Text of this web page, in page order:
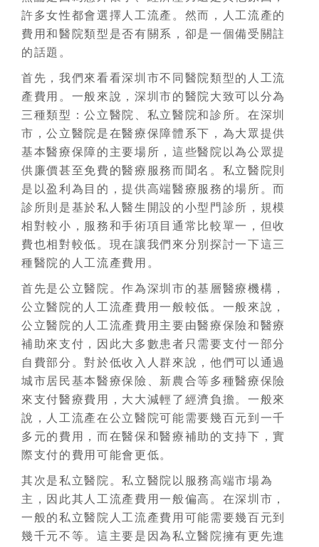
許多女性都會選擇人工流產。然而，人工流產的
費用和醫院類型是否有關系，卻是一個備受關註
的話題。
首先，我們來看看深圳市不同醫院類型的人工流
產費用。一般來說，深圳市的醫院大致可以分為
三種類型：公立醫院、私立醫院和診所。在深圳
市，公立醫院是在醫療保障體系下，為大眾提供
基本醫療保障的主要場所，這些醫院以為公眾提
供廉價甚至免費的醫療服務而聞名。私立醫院則
是以盈利為目的，提供高端醫療服務的場所。而
診所則是基於私人醫生開設的小型門診所，規模
相對較小，服務和手術項目通常比較單一，但收
費也相對較低。現在讓我們來分別探討一下這三
種醫院的人工流產費用。
首先是公立醫院。作為深圳市的基層醫療機構，
公立醫院的人工流產費用一般較低。一般來說，
公立醫院的人工流產費用主要由醫療保險和醫療
補助來支付，因此大多數患者只需要支付一部分
自費部分。對於低收入人群來說，他們可以通過
城市居民基本醫療保險、新農合等多種醫療保險
來支付醫療費用，大大減輕了經濟負擔。一般來
說，人工流產在公立醫院可能需要幾百元到一千
多元的費用，而在醫保和醫療補助的支持下，實
際支付的費用可能會更低。
其次是私立醫院。私立醫院以服務高端市場為
主，因此其人工流產費用一般偏高。在深圳市，
一般的私立醫院人工流產費用可能需要幾百元到
幾千元不等。這主要是因為私立醫院擁有更先進